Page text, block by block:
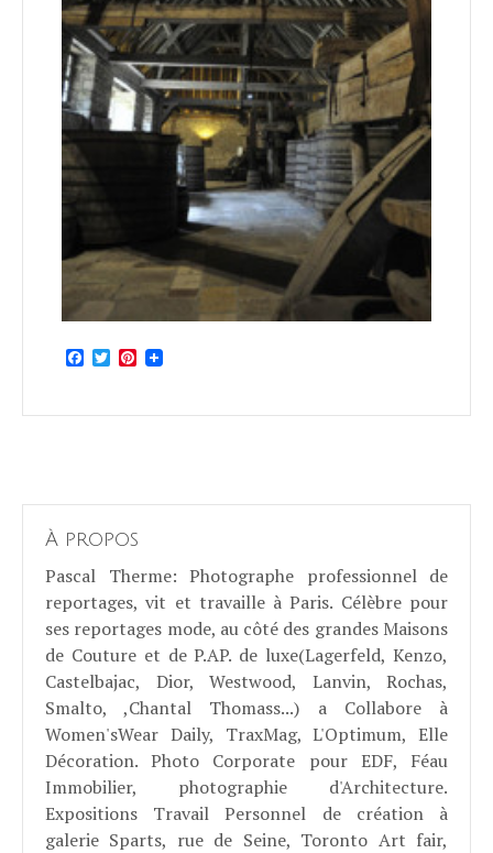
Facebook
TwitterPinterest
À propos
Pascal Therme: Photographe professionnel de
reportages, vit et travaille à Paris. Célèbre pour
ses reportages mode, au côté des grandes Maisons
de Couture et de P.AP. de luxe(Lagerfeld, Kenzo,
Castelbajac, Dior, Westwood, Lanvin, Rochas,
Smalto, ,Chantal Thomass...) a Collabore à
Women'sWear Daily, TraxMag, L'Optimum, Elle
Décoration. Photo Corporate pour EDF, Féau
Immobilier, photographie d'Architecture.
Expositions Travail Personnel de création à
galerie Sparts, rue de Seine, Toronto Art fair,